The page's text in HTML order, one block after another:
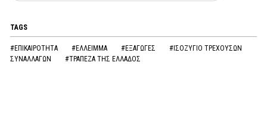
TAGS
#ΕΠΙΚΑΙΡΟΤΗΤΑ #ΕΛΛΕΙΜΜΑ #ΕΞΑΓΩΓΕΣ
#ΙΣΟΖΥΓΙΟ ΤΡΕΧΟΥΣΩΝ
ΣΥΝΑΛΛΑΓΩΝ
#ΤΡΑΠΕΖΑ ΤΗΣ ΕΛΛΑΔΟΣ